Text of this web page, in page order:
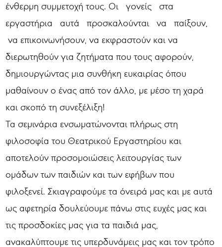
ένθερμη συμμετοχή τους. Οι γονείς στα
εργαστήρια αυτά προσκαλούνται να παίξουν,
να επικοινωνήσουν, να εκφραστούν και να
διερωτηθούν για ζητήματα που τους αφορούν,
δημιουργώντας μια συνθήκη ευκαιρίας όπου
μαθαίνουν ο ένας από τον άλλο, με μέσο τη χαρά
και σκοπό τη συνεξέλιξη!
Τα σεμινάρια ενσωματώνονται πλήρως στη
φιλοσοφία του Θεατρικού Εργαστηρίου και
αποτελούν προσομοιώσεις λειτουργίας των
ομάδων των παιδιών και των εφήβων που
φιλοξενεί. Σκιαγραφούμε τα όνειρά μας και με αυτά
ως αφετηρία δουλεύουμε πάνω στις ευχές μας και
τις προσδοκίες μας για τα παιδιά μας,
ανακαλύπτουμε τις υπερδυνάμεις μας και τον τρόπο